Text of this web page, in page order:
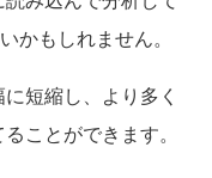
かもしれません。
短縮し、より多く
ことができます。